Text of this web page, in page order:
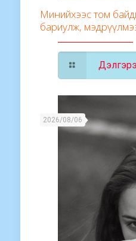
Минийхээс том
бариулж,
2026/08/06